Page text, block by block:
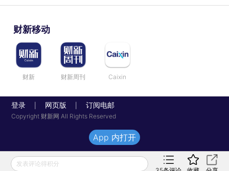
财新移动
财新 财新周刊 Caixin
登录 网页版 订阅电邮
Copyright 财新网 All Rights Reserved
发表评论得积分
App 内打开